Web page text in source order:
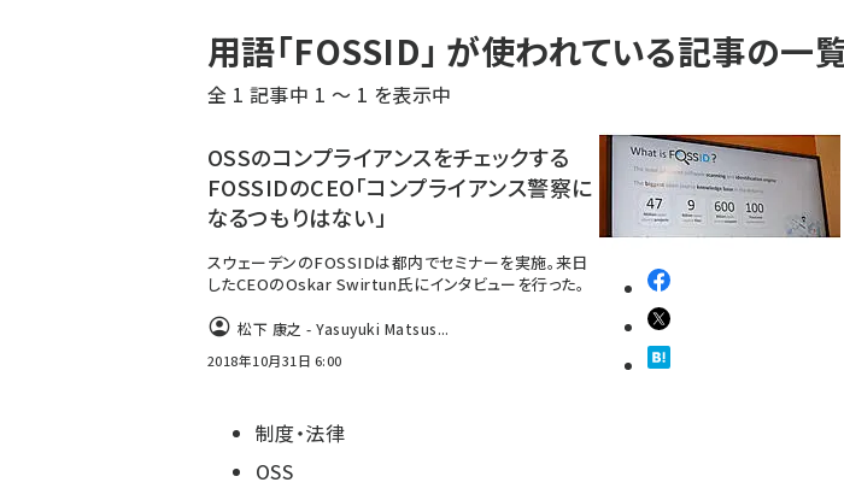
ン
く
ず
用語「FOSSID」 が使われている記事の一
全 1 記事中 1 ～ 1 を表示中
OSSのコンプライアンスをチェックする
FOSSIDのCEO「コンプライアンス警察に
なるつもりはない」
スウェーデンのFOSSIDは都内でセミナーを実施。来日
したCEOのOskar Swirtun氏にインタビューを行った。
松下 康之 - Yasuyuki Matsus...
2018年10月31日 6:00
制度・法律
OSS